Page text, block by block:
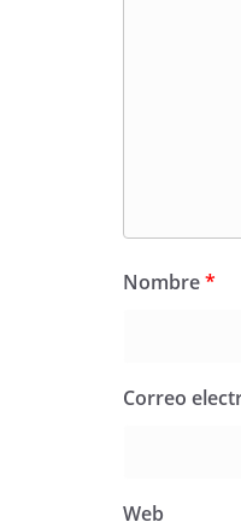
Nombre*
Correo
Web